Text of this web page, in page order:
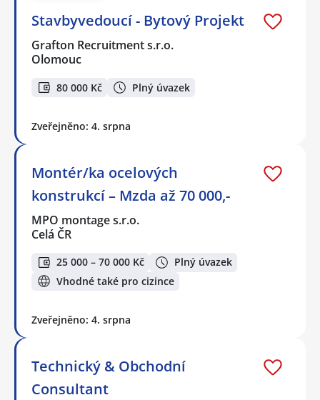
Stavbyvedoucí - Bytový Projekt
Grafton Recruitment s.r.o.
Olomouc
80 000 Kč Plný úvazek
Zveřejněno: 4. srpna
Montér/ka ocelových
konstrukcí – Mzda až 70 000,-
MPO montage s.r.o.
Celá ČR
25 000 – 70 000 Kč
Plný úvazek
Vhodné také pro cizince
Zveřejněno: 4. srpna
Technický & Obchodní
Consultant